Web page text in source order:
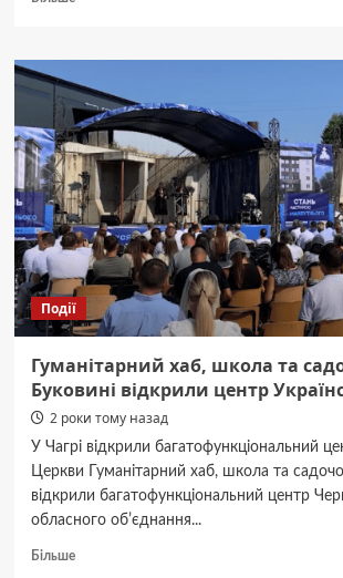
з
досі
не
повернулася:
поліція
Буковини
розшукує
15-
річну
дівчину
Події
Гуманітарний хаб, школа та
Буковині відкрили центр
2 роки тому назад
У Чагрі відкрили багатофункціональний
Церкви Гуманітарний хаб, школа та
відкрили багатофункціональний центр
обласного обʼєднання...
БільшеДокладніше